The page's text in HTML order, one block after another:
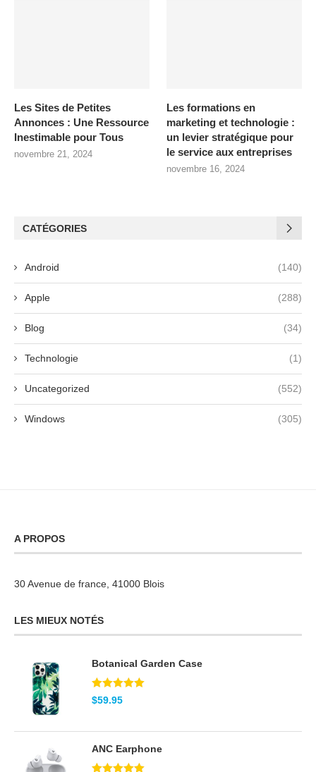
Les Sites de Petites
Annonces : Une Ressource
Inestimable pour Tous
novembre 21, 2024
Les formations en
marketing et technologie :
un levier stratégique pour
le service aux entreprises
novembre 16, 2024
CATÉGORIES
Android (140)
Apple (288)
Blog (34)
Technologie (1)
Uncategorized (552)
Windows (305)
A PROPOS
30 Avenue de france, 41000 Blois
LES MIEUX NOTÉS
Botanical Garden Case
Note5.00
sur 5
$59.95
ANC Earphone